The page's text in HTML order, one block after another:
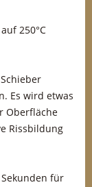
250°C
Es wird etwas
Oberfläche
Rissbildung
für